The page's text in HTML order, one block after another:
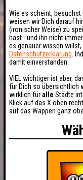
Wie es scheint, besuchst
weisen wir Dich darauf
(ironischer Weise) zu
hast - und ihn nicht
es genauer wissen
Datenschutzerklärung .
damit einverstanden.
VIEL wichtiger ist aber,
für Dich so übersichtlich
wirklich füralle Städte
Klick auf das X oben
auf das Wappen ganz